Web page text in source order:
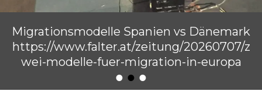
•••
Migrationsmodelle Spanien vs Dänemark
https://www.falter.at/zeitung/20260707/z
wei-modelle-fuer-migration-in-europa
Raimund Löw